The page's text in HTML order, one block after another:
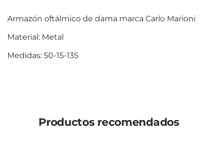
Armazón oftálmico de dama marca Carlo Marioni
Material: Metal
Medidas: 50-15-135
Productos recomendados